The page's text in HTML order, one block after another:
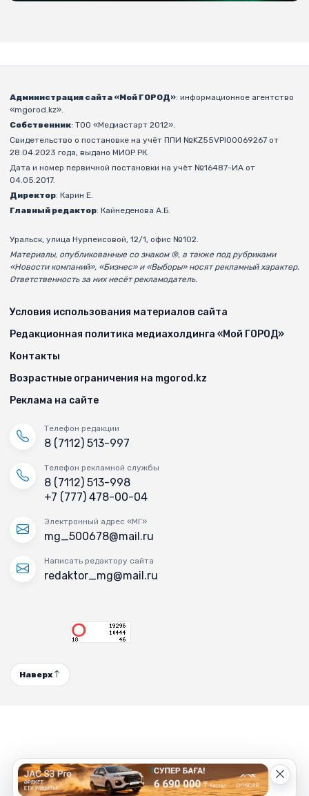
Администрация сайта «Мой ГОРОД»: информационное агентство
«mgorod.kz».
Собственник: ТОО «Медиастарт 2012».
Свидетельство о постановке на учёт ППИ №KZ55VPI00069267 от
28.04.2023 года, выдано МИОР РК.
Дата и номер первичной постановки на учёт №16487-ИА от
04.05.2017.
Директор: Карин Е.
Главный редактор: Кайнеденова А.Б.
Уральск, улица Нурпеисовой, 12/1, офис №102.
Материалы, опубликованные со знаком ®, а также под рубриками
«Новости компаний», «Бизнес» и «Выборы» носят рекламный характер.
Ответственность за них несёт рекламодатель.
Условия использования материалов сайта
Редакционная политика медиахолдинга «Мой ГОРОД»
Контакты
Возрастные ограничения на mgorod.kz
Реклама на сайте
Телефон редакции
8 (7112) 513-997
Телефон рекламной службы
8 (7112) 513-998
+7 (777) 478-00-04
Электронный адрес «МГ»
mg_500678@mail.ru
Написать редактору сайта
redaktor_mg@mail.ru
Наверх